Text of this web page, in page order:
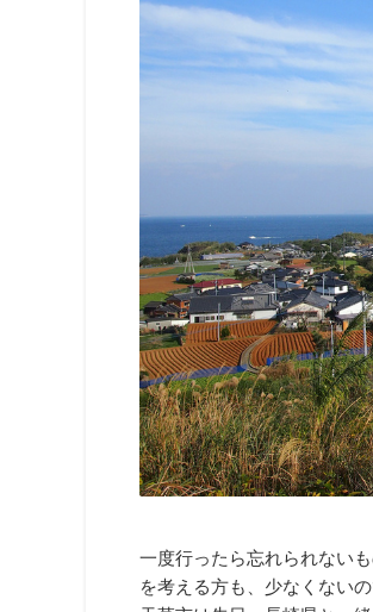
一度行ったら忘れられない
を考える方も、少なくない